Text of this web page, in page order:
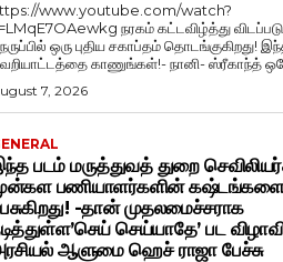
www.youtube.com/watch?
நரகம் கட்டவிழ்த்து
ஒரு புதிய சகாப்தம் தொடங்குகிறது!
காணுங்கள்!- நானி- ஸ்ரீகாந்த்
7, 2026
படம் மருத்துவத் துறை
பணியாளர்களின்
-தான் முதலமைச்சராக
செய்யாதே’ பட
ஆளுமை ஹெச் ராஜா பேச்சு